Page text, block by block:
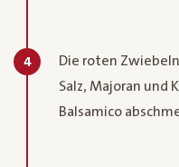
4
Die roten
Salz, Majoran und
Balsamico